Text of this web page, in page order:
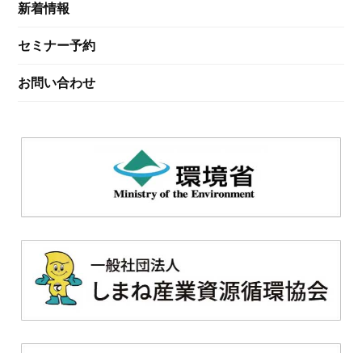
新着情報
セミナー予約
お問い合わせ